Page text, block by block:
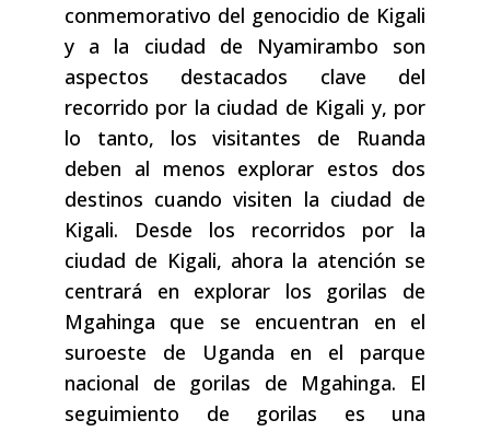
conmemorativo del genocidio de Kigali
y a la ciudad de Nyamirambo son
aspectos destacados clave del
recorrido por la ciudad de Kigali y, por
lo tanto, los visitantes de Ruanda
deben al menos explorar estos dos
destinos cuando visiten la ciudad de
Kigali. Desde los recorridos por la
ciudad de Kigali, ahora la atención se
centrará en explorar los gorilas de
Mgahinga que se encuentran en el
suroeste de Uganda en el parque
nacional de gorilas de Mgahinga. El
seguimiento de gorilas es una